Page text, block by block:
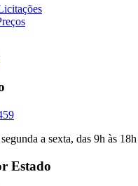
a sexta, das 9h às 18h
Estado